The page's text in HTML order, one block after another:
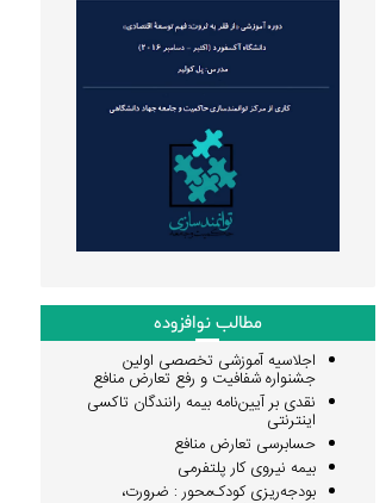
مطالب نوافزوده
اجلاسیه آموزشی تخصصی اولین
جشنواره شفافیت و رفع تعارض منافع
نقدی بر آیین‌نامه بیمه رانندگان تاکسی
اینترنتی
حسابرسی تعارض منافع
بیمه نیروی کار پلتفرمی
بودجه‌ریزی کودک‌محور : ضرورت،